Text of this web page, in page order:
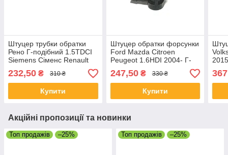
Штуцер трубки обратки
Рено Г-подібний 1.5TDCI
Siemens Сіменс Renault
Kangoo
232,50 ₴ 310 ₴
Купити
Штуцер обратки форсунки
Ford Mazda Citroen
Peugeot 1.6HDI 2004- Г-
подібний система Bosch
247,50₴ 330 ₴
Купити
Акційні пропозиції та новинки
Топ продажів –25% Топ продажів –25%